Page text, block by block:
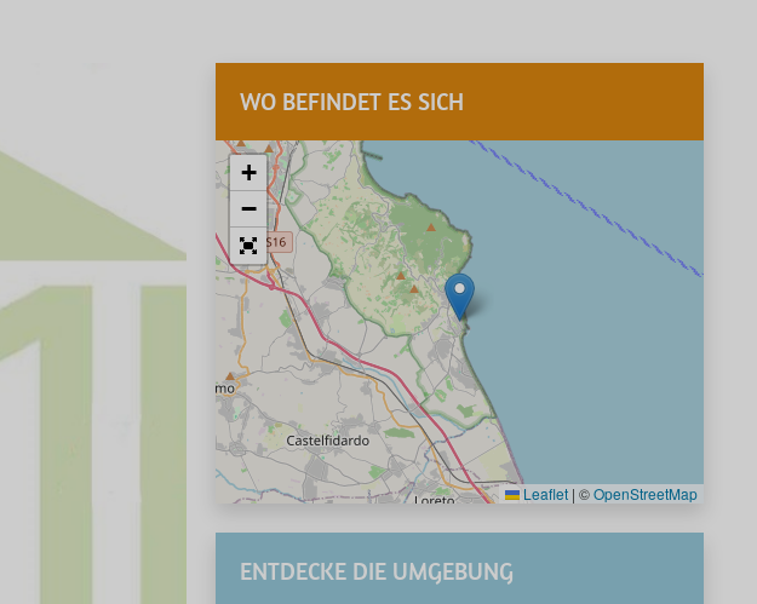
WO BEFINDET ES SICH
+
−
Leaflet | ©OpenStreetMap
ENTDECKE DIE UMGEBUNG